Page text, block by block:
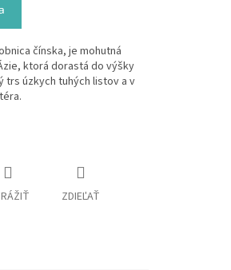
čínska, je mohutná
ktorá dorastá do výšky
trs úzkych tuhých listov a v
ZDIEĽAŤ